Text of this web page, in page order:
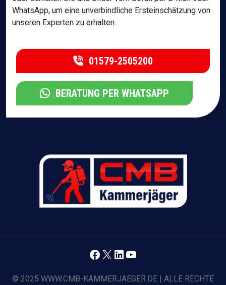
WhatsApp, um eine unverbindliche Ersteinschätzung von
unseren Experten zu erhalten.
01579-2505200
BERATUNG PER WHATSAPP
© 2025 WWW.CMB-KAMMERJAEGER.DE | ALLE RECHTE
Facebook
X LinkedIn
YouTube